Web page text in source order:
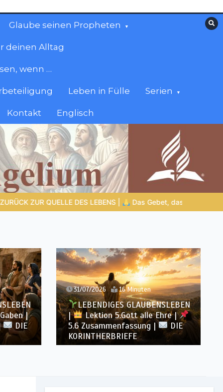
Glaube seinen Propheten
deinen Alltag
wenn …
Leben in Fülle Serien
Kontakt Englisch
Herz verändert | 10.Denn dein ist das Reich und die Kraft
|
DIE
31/07/2026 16 Minuten
LEBENDIGES GLAUBENSLEBEN
|
Lektion 5.Gott alle Ehre |
5.6 Zusammenfassung |
DIE
KORINTHERBRIEFE